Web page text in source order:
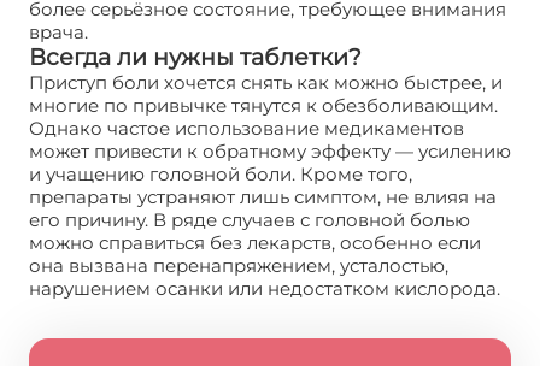
более серьёзное состояние, требующее внимания
врача.
Всегда ли нужны таблетки?
Приступ боли хочется снять как можно быстрее, и
многие по привычке тянутся к обезболивающим.
Однако частое использование медикаментов
может привести к обратному эффекту — усилению
и учащению головной боли. Кроме того,
препараты устраняют лишь симптом, не влияя на
его причину. В ряде случаев с головной болью
можно справиться без лекарств, особенно если
она вызвана перенапряжением, усталостью,
нарушением осанки или недостатком кислорода.